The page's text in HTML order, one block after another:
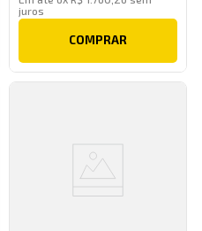
juros
COMPRAR